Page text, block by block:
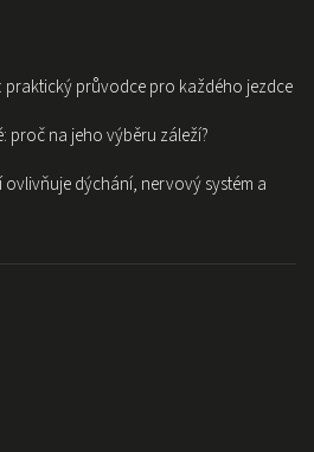
průvodce pro každého jezdce
proč na jeho výběru záleží?
dýchání, nervový systém a